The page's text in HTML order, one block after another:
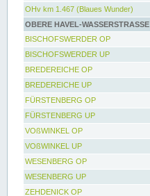
OHv km 1.467 (Blaues Wunder)
OBERE HAVEL-WASSERSTRASSE
BISCHOFSWERDER OP
BISCHOFSWERDER UP
BREDEREICHE OP
BREDEREICHE UP
FÜRSTENBERG OP
FÜRSTENBERG UP
VOßWINKEL OP
VOßWINKEL UP
WESENBERG OP
WESENBERG UP
ZEHDENICK OP